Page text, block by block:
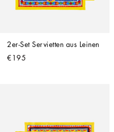
2er-Set Servietten aus Leinen
€195